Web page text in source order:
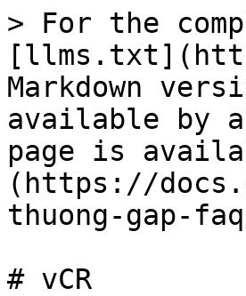
> For the
Markdown
available by
page is
(https://
thuong-gap-
# vCR